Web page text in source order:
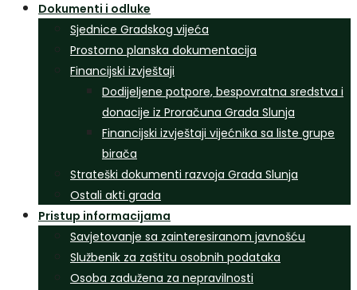
Dokumenti i odluke
Sjednice Gradskog vijeća
Prostorno planska dokumentacija
Financijski izvještaji
Dodijeljene potpore, bespovratna sredstva i
donacije iz Proračuna Grada Slunja
Financijski izvještaji vijećnika sa liste grupe
birača
Strateški dokumenti razvoja Grada Slunja
Ostali akti grada
Pristup informacijama
Savjetovanje sa zainteresiranom javnošću
Službenik za zaštitu osobnih podataka
Osoba zadužena za nepravilnosti